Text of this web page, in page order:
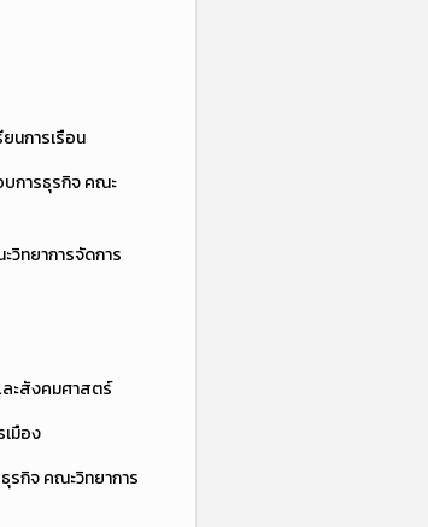
นการเรือน
บการธุรกิจ คณะ
วิทยาการจัดการ
ละสังคมศาสตร์
มือง
รกิจ คณะวิทยาการ